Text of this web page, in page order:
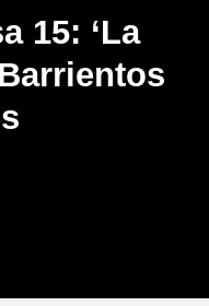
15: ‘La